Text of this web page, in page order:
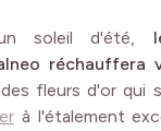
soleil d'été,
fleurs d'or qui
à l'étalement